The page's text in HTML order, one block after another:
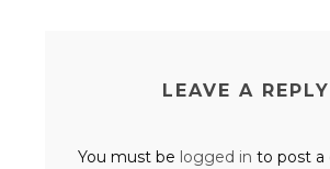
LEAVE A REPLY
You must be logged in to post a